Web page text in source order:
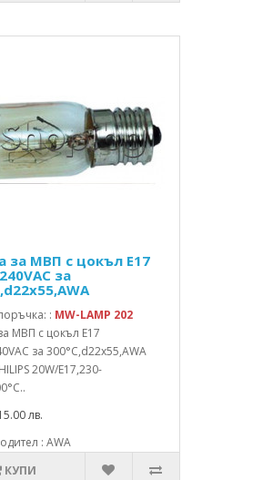
за МВП с цокъл E17
за
: MW-LAMP 202
МВП с цокъл E17
за 300°C,d22x55,AWA
20W/E17,230-
лв.
: AWA
КУПИ